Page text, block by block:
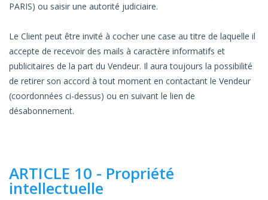
PARIS) ou saisir une autorité judiciaire.
Le Client peut être invité à cocher une case au titre de laquelle il
accepte de recevoir des mails à caractère informatifs et
publicitaires de la part du Vendeur. Il aura toujours la possibilité
de retirer son accord à tout moment en contactant le Vendeur
(coordonnées ci-dessus) ou en suivant le lien de
désabonnement.
ARTICLE 10 - Propriété
intellectuelle